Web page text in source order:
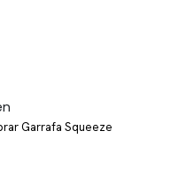
Garrafa Squeeze